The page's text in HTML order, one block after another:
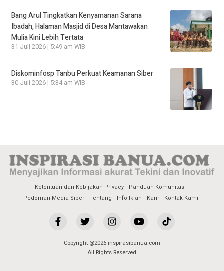
Bang Arul Tingkatkan Kenyamanan Sarana
Ibadah, Halaman Masjid di Desa Mantawakan
Mulia Kini Lebih Tertata
31 Juli 2026 | 5:49 am WIB
Diskominfosp Tanbu Perkuat Keamanan Siber
30 Juli 2026 | 5:34 am WIB
Ketentuan dan Kebijakan Privacy
Panduan Komunitas
Pedoman Media Siber Tentang Info Iklan Karir Kontak Kami
Copyright @2026 inspirasibanua.com
All Rights Reserved